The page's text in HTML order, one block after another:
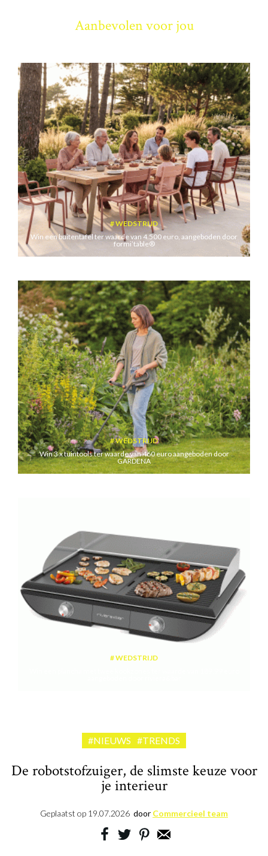
Aanbevolen voor jou
WEDSTRIJD
Win een buitentafel ter waarde van 4.500 euro, aangeboden door
formi’table®
WEDSTRIJD
Win 3 x tuintools ter waarde van 460 euro aangeboden door
GARDENA
WEDSTRIJD
#NIEUWS #TRENDS
De robotstofzuiger, de slimste keuze voor
je interieur
Geplaatst op 19.07.2026 door Commercieel team